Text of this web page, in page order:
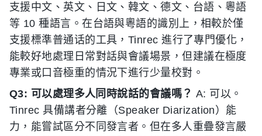
支援中文、英文、日文、韓文、德文、台語、粵語
等 10 種語言。在台語與粵語的識別上，相較於僅
支援標準普通话的工具，Tinrec 進行了專門優化，
能較好地處理日常對話與會議場景，但建議在極度
專業或口音極重的情況下進行少量校對。
Q3: 可以處理多人同時說話的會議嗎？ A: 可以。
Tinrec 具備講者分離（Speaker Diarization）能
力，能嘗試區分不同發言者。但在多人重疊發言嚴